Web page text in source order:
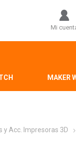
Mi
MAKER
y Acc. Impresoras 3D